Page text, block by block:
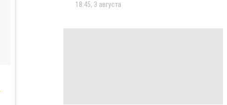
18:45, 3 августа